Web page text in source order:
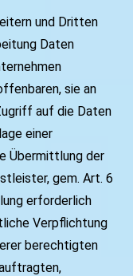
und Dritten
Daten
sie an
auf die Daten
einer
Übermittlung der
gem. Art. 6
erforderlich
Verpflichtung
berechtigten